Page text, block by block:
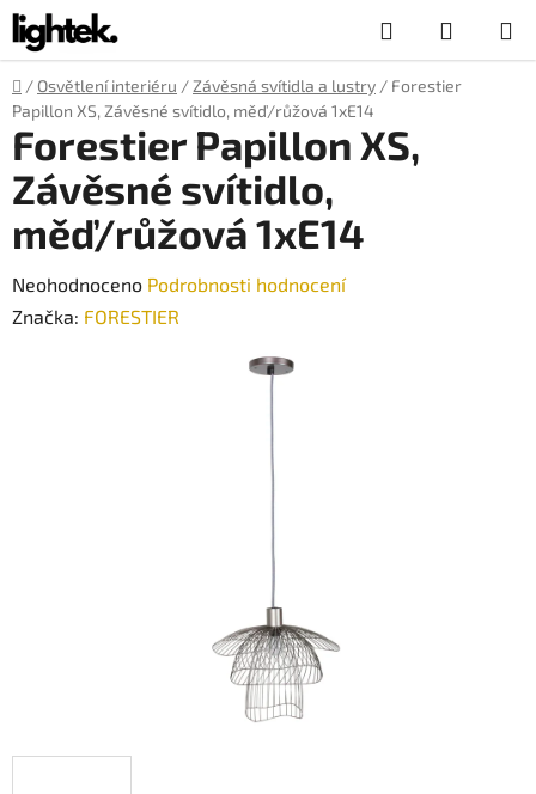
Přejít
na
obsah
Hledat
KOŠÍK
Domů
/ Osvětlení interiéru / Závěsná svítidla a lustry / Forestier
Papillon XS, Závěsné svítidlo, měď/růžová 1xE14
Forestier Papillon XS,
Závěsné svítidlo,
měď/růžová 1xE14
Průměrné
hodnocení
Neohodnoceno Podrobnosti hodnocení
Značka: FORESTIER